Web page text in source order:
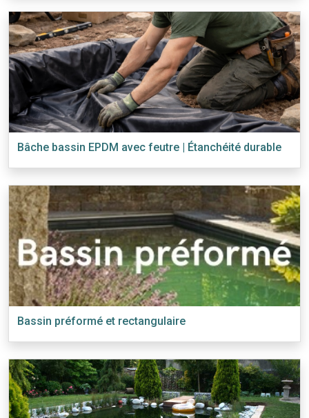
Bâche bassin EPDM avec feutre | Étanchéité durable
Bassin préformé et rectangulaire